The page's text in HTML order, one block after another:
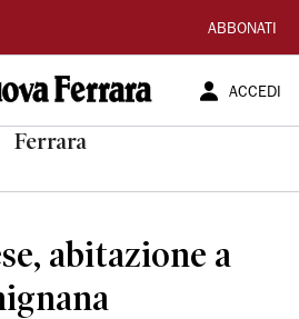
ABBONATI
ACCEDI
Ferrara
abitazione a